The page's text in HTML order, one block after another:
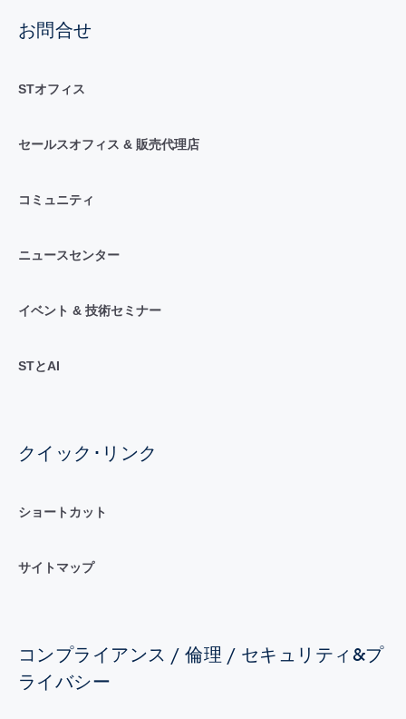
お問合せ
STオフィス
セールスオフィス & 販売代理店
コミュニティ
ニュースセンター
イベント & 技術セミナー
STとAI
クイック･リンク
ショートカット
サイトマップ
コンプライアンス / 倫理 / セキュリティ&プ
ライバシー